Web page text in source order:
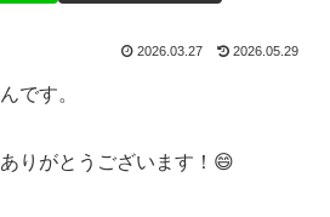
2026.03.27 2026.05.29
です。
りがとうございます！😄